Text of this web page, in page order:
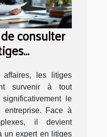
consulter
les litiges
survenir à tout
le
entreprise. Face à
il devient
un expert en litiges